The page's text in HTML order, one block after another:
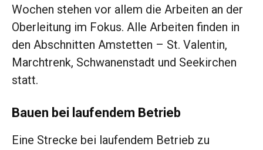
Wochen stehen vor allem die Arbeiten an der
Oberleitung im Fokus. Alle Arbeiten finden in
den Abschnitten Amstetten – St. Valentin,
Marchtrenk, Schwanenstadt und Seekirchen
statt.
Bauen bei laufendem Betrieb
Eine Strecke bei laufendem Betrieb zu